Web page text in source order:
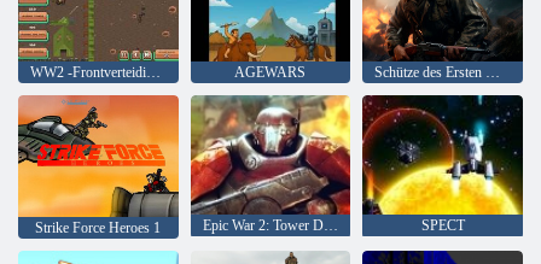
WW2 -Frontverteidigung AGEWARS Schütze des Ersten Weltkriegs
Strike Force Heroes 1 Epic War 2: Tower Defense SPECT